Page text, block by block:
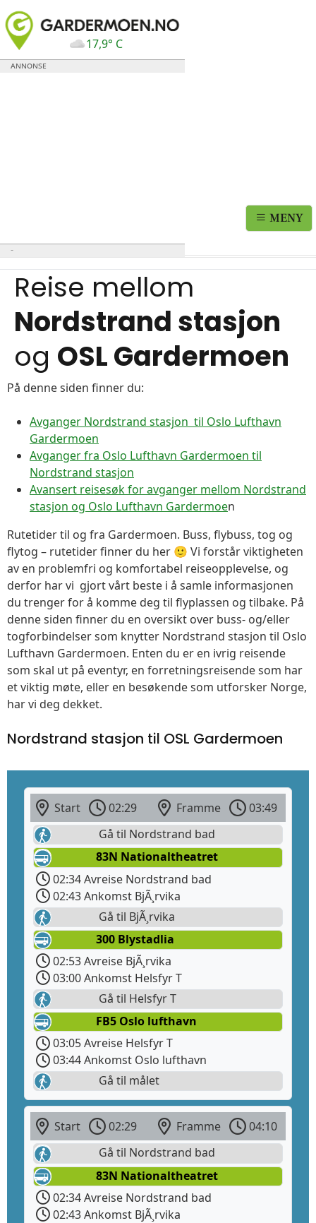
17,9° C
MENY
Reise mellom
Nordstrand stasjon
og OSL Gardermoen
På denne siden finner du:
Avganger Nordstrand stasjon til Oslo Lufthavn
Gardermoen
Avganger fra Oslo Lufthavn Gardermoen til
Nordstrand stasjon
Avansert reisesøk for avganger mellom Nordstrand
stasjon og Oslo Lufthavn Gardermoen
Rutetider til og fra Gardermoen. Buss, flybuss, tog og
flytog – rutetider finner du her 🙂 Vi forstår viktigheten
av en problemfri og komfortabel reiseopplevelse, og
derfor har vi gjort vårt beste i å samle informasjonen
du trenger for å komme deg til flyplassen og tilbake. På
denne siden finner du en oversikt over buss- og/eller
togforbindelser som knytter Nordstrand stasjon til Oslo
Lufthavn Gardermoen. Enten du er en ivrig reisende
som skal ut på eventyr, en forretningsreisende som har
et viktig møte, eller en besøkende som utforsker Norge,
har vi deg dekket.
Nordstrand stasjon til OSL Gardermoen
Start 02:29 Framme
03:49
Gå til Nordstrand bad
83N Nationaltheatret
02:34 Avreise Nordstrand bad
02:43 Ankomst BjÃ¸rvika
Gå til BjÃ¸rvika
300 Blystadlia
02:53 Avreise BjÃ¸rvika
03:00 Ankomst Helsfyr T
Gå til Helsfyr T
FB5 Oslo lufthavn
03:05 Avreise Helsfyr T
03:44 Ankomst Oslo lufthavn
Gå til målet
Start 02:29 Framme
04:10
Gå til Nordstrand bad
83N Nationaltheatret
02:34 Avreise Nordstrand bad
02:43 Ankomst BjÃ¸rvika